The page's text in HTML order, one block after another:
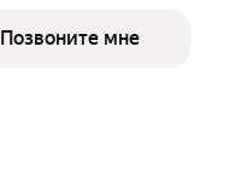
Позвоните мне